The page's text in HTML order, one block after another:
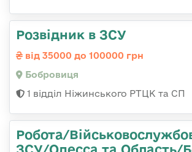
Розвідник в ЗСУ
від 35000 до 100000 грн
Бобровиця
1 відділ Ніжинського РТЦК та СП
Робота/